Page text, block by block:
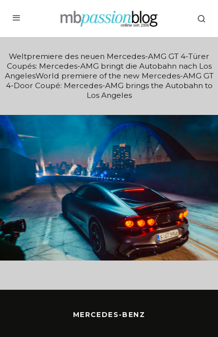
Weltpremiere des neuen Mercedes-AMG GT 4-Türer
Coupés: Mercedes-AMG bringt die Autobahn nach Los
AngelesWorld premiere of the new Mercedes-AMG GT
4-Door Coupé: Mercedes-AMG brings the Autobahn to
Los Angeles
MERCEDES-BENZ